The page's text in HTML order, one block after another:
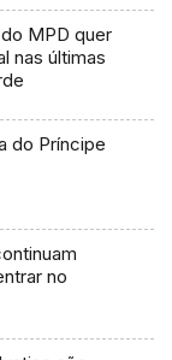
MPD quer
nas últimas
do Príncipe
no